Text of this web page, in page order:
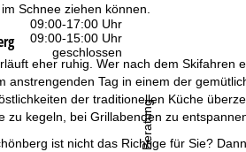
09:00-17:00 Uhr
09:00-15:00 Uhr
geschlossen
Beratung
Schnee ziehen können.
eher ruhig. Wer nach dem
anstrengenden Tag in einem der
der traditionellen Küche
zu kegeln, bei Grillabenden zu
ist nicht das Richtige für Sie?